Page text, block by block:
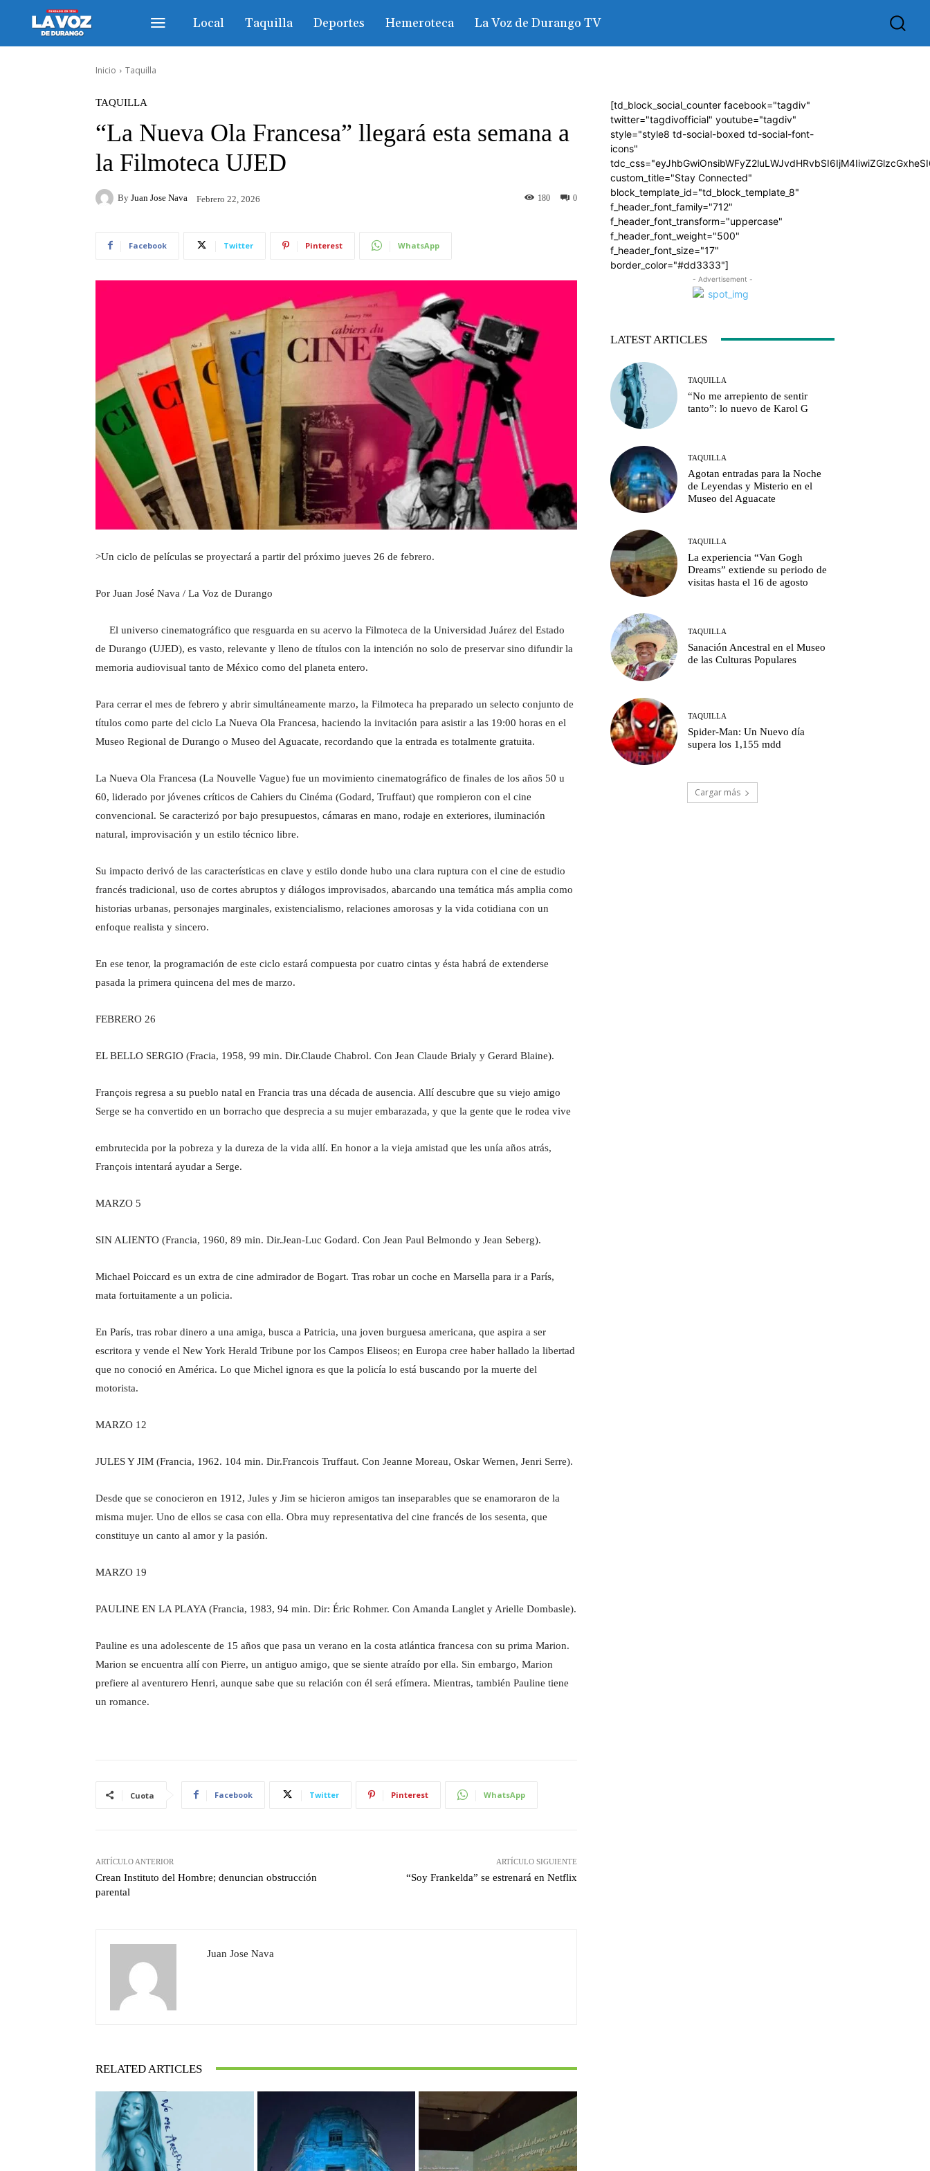
Local Taquilla Deportes Hemeroteca La Voz de Durango TV
Inicio Taquilla
TAQUILLA
“La Nueva Ola Francesa” llegará esta semana a
la Filmoteca UJED
By Juan Jose Nava Febrero 22, 2026 0
180
Facebook Twitter Pinterest WhatsApp
>Un ciclo de películas se proyectará a partir del próximo jueves 26 de febrero.
Por Juan José Nava / La Voz de Durango
El universo cinematográfico que resguarda en su acervo la Filmoteca de la Universidad Juárez del Estado
de Durango (UJED), es vasto, relevante y lleno de títulos con la intención no solo de preservar sino difundir la
memoria audiovisual tanto de México como del planeta entero.
Para cerrar el mes de febrero y abrir simultáneamente marzo, la Filmoteca ha preparado un selecto conjunto de
títulos como parte del ciclo La Nueva Ola Francesa, haciendo la invitación para asistir a las 19:00 horas en el
Museo Regional de Durango o Museo del Aguacate, recordando que la entrada es totalmente gratuita.
La Nueva Ola Francesa (La Nouvelle Vague) fue un movimiento cinematográfico de finales de los años 50 u
60, liderado por jóvenes críticos de Cahiers du Cinéma (Godard, Truffaut) que rompieron con el cine
convencional. Se caracterizó por bajo presupuestos, cámaras en mano, rodaje en exteriores, iluminación
natural, improvisación y un estilo técnico libre.
Su impacto derivó de las características en clave y estilo donde hubo una clara ruptura con el cine de estudio
francés tradicional, uso de cortes abruptos y diálogos improvisados, abarcando una temática más amplia como
historias urbanas, personajes marginales, existencialismo, relaciones amorosas y la vida cotidiana con un
enfoque realista y sincero.
En ese tenor, la programación de este ciclo estará compuesta por cuatro cintas y ésta habrá de extenderse
pasada la primera quincena del mes de marzo.
FEBRERO 26
EL BELLO SERGIO (Fracia, 1958, 99 min. Dir.Claude Chabrol. Con Jean Claude Brialy y Gerard Blaine).
François regresa a su pueblo natal en Francia tras una década de ausencia. Allí descubre que su viejo amigo
Serge se ha convertido en un borracho que desprecia a su mujer embarazada, y que la gente que le rodea vive
embrutecida por la pobreza y la dureza de la vida allí. En honor a la vieja amistad que les unía años atrás,
François intentará ayudar a Serge.
MARZO 5
SIN ALIENTO (Francia, 1960, 89 min. Dir.Jean-Luc Godard. Con Jean Paul Belmondo y Jean Seberg).
Michael Poiccard es un extra de cine admirador de Bogart. Tras robar un coche en Marsella para ir a París,
mata fortuitamente a un policia.
En París, tras robar dinero a una amiga, busca a Patricia, una joven burguesa americana, que aspira a ser
escritora y vende el New York Herald Tribune por los Campos Eliseos; en Europa cree haber hallado la libertad
que no conoció en América. Lo que Michel ignora es que la policía lo está buscando por la muerte del
motorista.
MARZO 12
JULES Y JIM (Francia, 1962. 104 min. Dir.Francois Truffaut. Con Jeanne Moreau, Oskar Wernen, Jenri Serre).
Desde que se conocieron en 1912, Jules y Jim se hicieron amigos tan inseparables que se enamoraron de la
misma mujer. Uno de ellos se casa con ella. Obra muy representativa del cine francés de los sesenta, que
constituye un canto al amor y la pasión.
MARZO 19
PAULINE EN LA PLAYA (Francia, 1983, 94 min. Dir: Éric Rohmer. Con Amanda Langlet y Arielle Dombasle).
Pauline es una adolescente de 15 años que pasa un verano en la costa atlántica francesa con su prima Marion.
Marion se encuentra allí con Pierre, un antiguo amigo, que se siente atraído por ella. Sin embargo, Marion
prefiere al aventurero Henri, aunque sabe que su relación con él será efímera. Mientras, también Pauline tiene
un romance.
Cuota Facebook Twitter Pinterest WhatsApp
ARTÍCULO ANTERIOR
Crean Instituto del Hombre; denuncian obstrucción
parental
ARTÍCULO SIGUIENTE
“Soy Frankelda” se estrenará en Netflix
Juan Jose Nava
RELATED ARTICLES
[td_block_social_counter facebook="tagdiv"
twitter="tagdivofficial" youtube="tagdiv"
style="style8 td-social-boxed td-social-font-
icons"
custom_title="Stay Connected"
block_template_id="td_block_template_8"
f_header_font_family="712"
f_header_font_transform="uppercase"
f_header_font_weight="500"
f_header_font_size="17"
border_color="#dd3333"]
- Advertisement -
LATEST ARTICLES
TAQUILLA
“No me arrepiento de sentir
tanto”: lo nuevo de Karol G
TAQUILLA
Agotan entradas para la Noche
de Leyendas y Misterio en el
Museo del Aguacate
TAQUILLA
La experiencia “Van Gogh
Dreams” extiende su periodo de
visitas hasta el 16 de agosto
TAQUILLA
Sanación Ancestral en el Museo
de las Culturas Populares
TAQUILLA
Spider-Man: Un Nuevo día
supera los 1,155 mdd
Cargar más